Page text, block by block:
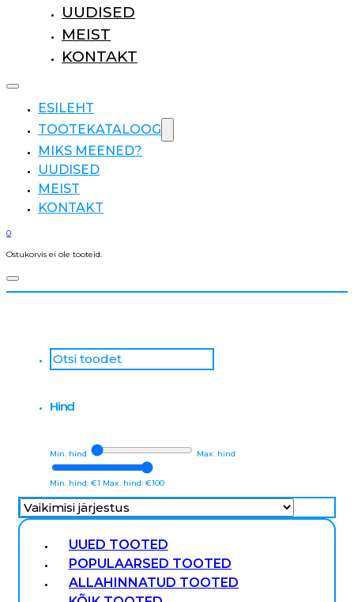
UUDISED
MEIST
KONTAKT
ESILEHT
TOOTEKATALOOG
MIKS MEENED?
UUDISED
MEIST
KONTAKT
0
Ostukorvis ei ole tooteid.
Otsi
Hind
Min. hind Max. hind
Min. hind: €1 Max. hind: €100
UUED TOOTED
POPULAARSED TOOTED
ALLAHINNATUD TOOTED